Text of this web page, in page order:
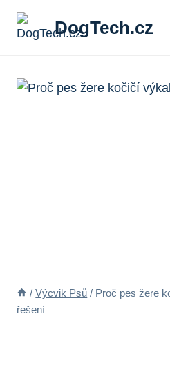
Přeskočit
DogTech.cz
/ Výcvik Psů / Proč pes žere
řešení